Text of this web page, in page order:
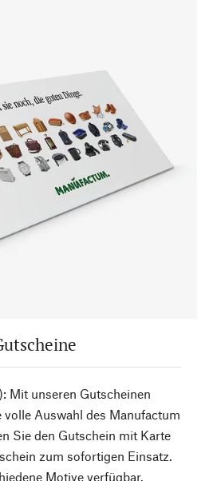
Mit unseren Gutscheinen
volle Auswahl des Manufactum
Sie den Gutschein mit Karte
zum sofortigen Einsatz.
Motive verfügbar.